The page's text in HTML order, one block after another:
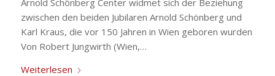
Arnold Schönberg Center widmet sich der Beziehung
zwischen den beiden Jubilaren Arnold Schönberg und
Karl Kraus, die vor 150 Jahren in Wien geboren wurden
Von Robert Jungwirth (Wien,…
Weiterlesen